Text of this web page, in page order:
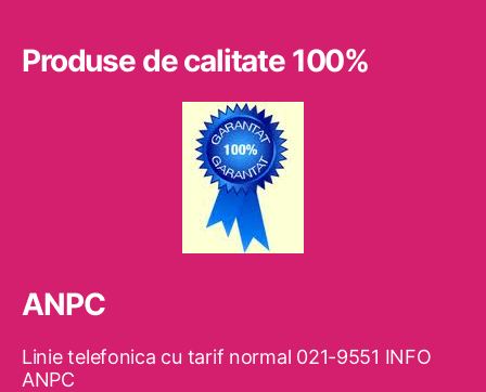
Produse de calitate 100%
ANPC
Linie telefonica cu tarif normal 021-9551 INFO
ANPC